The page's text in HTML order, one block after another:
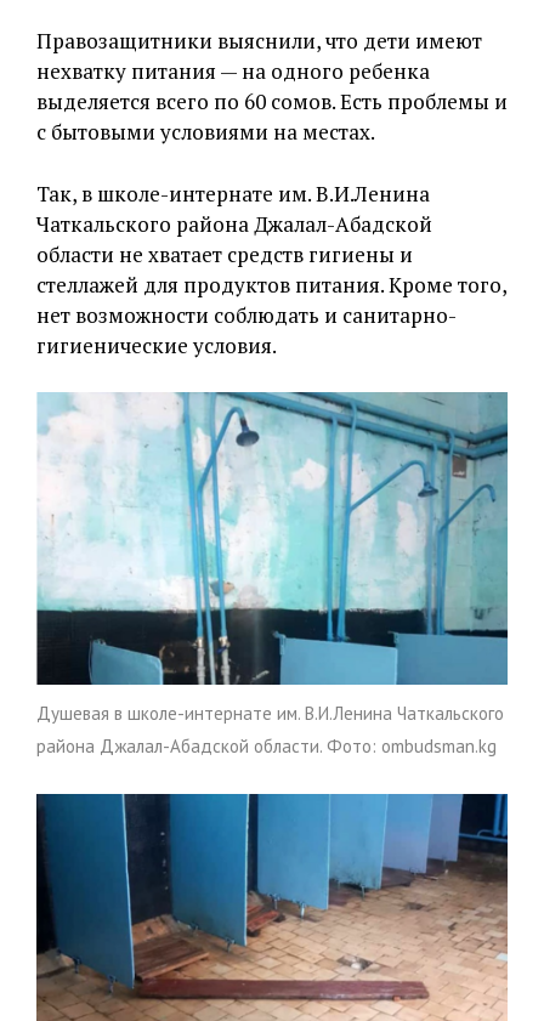
Правозащитники выяснили, что дети имеют
нехватку питания — на одного ребенка
выделяется всего по 60 сомов. Есть проблемы и
с бытовыми условиями на местах.
Так, в школе-интернате им. В.И.Ленина
Чаткальского района Джалал-Абадской
области не хватает средств гигиены и
стеллажей для продуктов питания. Кроме того,
нет возможности соблюдать и санитарно-
гигиенические условия.
Душевая в школе-интернате им. В.И.Ленина Чаткальского
района Джалал-Абадской области. Фото: ombudsman.kg